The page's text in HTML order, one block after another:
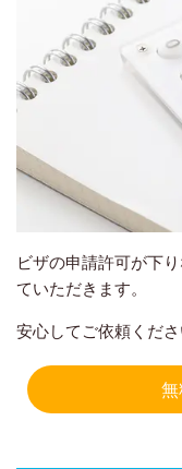
ビザの申請許可が下
ていただきます。
安心してご依頼くださ